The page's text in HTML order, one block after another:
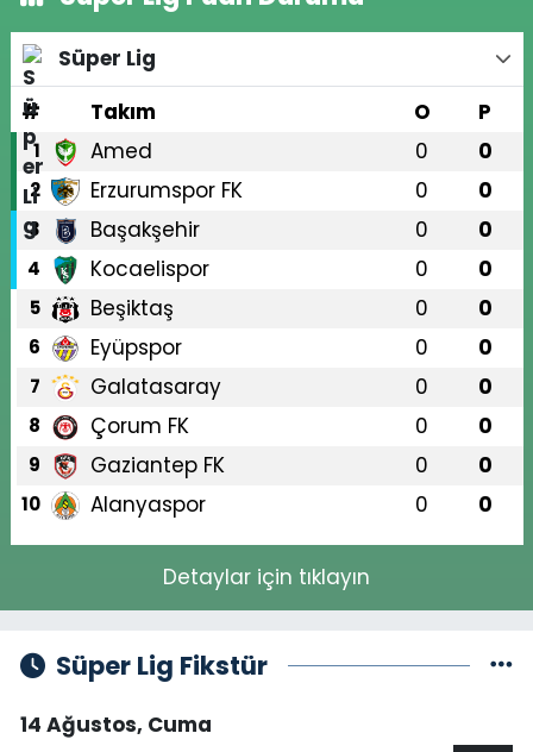
Süper Lig
#
Takım O P
1 Amed 0 0
2 Erzurumspor FK 0 0
3 Başakşehir 0 0
4 Kocaelispor 0 0
5 Beşiktaş 0 0
6 Eyüpspor 0 0
7 Galatasaray 0 0
8 Çorum FK 0 0
9 Gaziantep FK 0 0
10 Alanyaspor 0 0
Detaylar için tıklayın
Süper Lig Fikstür
14 Ağustos, Cuma